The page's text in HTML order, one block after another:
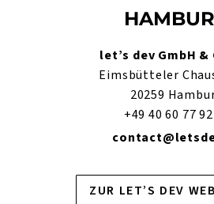
let’s dev GmbH &
Eimsbütteler
20259
+49 40 60 77
ZUR LET’S DEV